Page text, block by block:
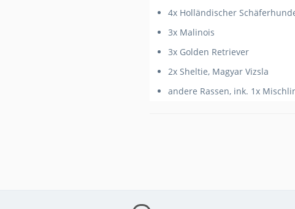
4x Holländischer
3x Malinois
3x Golden Retriever
2x Sheltie, Magyar Vizsla
andere Rassen, ink. 1x